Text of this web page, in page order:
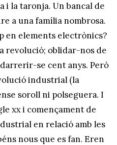
i la taronja. Un bancal de
a una família nombrosa.
en elements electrònics?
revolució; oblidar-nos de
se cent anys. Però
industrial (la
soroll ni polseguera. I
xx i començament de
en relació amb les
nous que es fan. Eren